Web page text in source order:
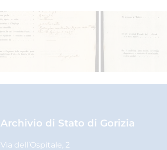
Archivio di Stato di Gorizia
Via dell’Ospitale, 2